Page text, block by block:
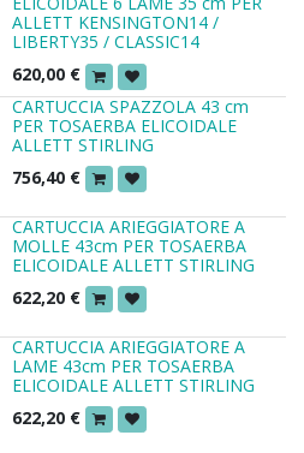
ALLETT KENSINGTON14 /
LIBERTY35 / CLASSIC14
620,00 €
CARTUCCIA SPAZZOLA 43 cm
PER TOSAERBA ELICOIDALE
ALLETT STIRLING
756,40 €
CARTUCCIA ARIEGGIATORE A
MOLLE 43cm PER TOSAERBA
ELICOIDALE ALLETT STIRLING
622,20 €
CARTUCCIA ARIEGGIATORE A
LAME 43cm PER TOSAERBA
ELICOIDALE ALLETT STIRLING
622,20 €